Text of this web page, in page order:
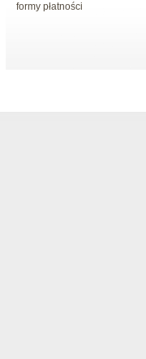
formy płatności